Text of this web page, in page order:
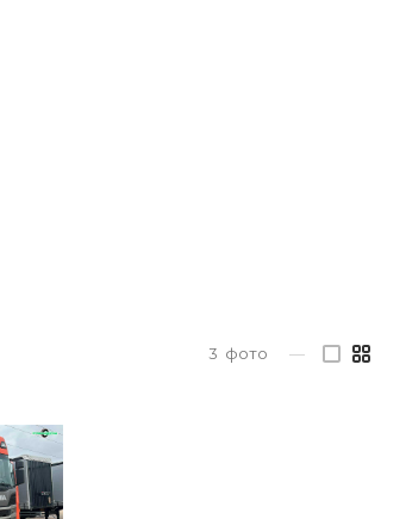
3 фото —